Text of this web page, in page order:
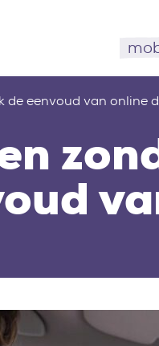
de eenvoud van online